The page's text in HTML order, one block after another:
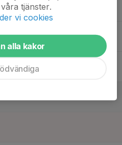
tjänster.
vi cookies
alla kakor